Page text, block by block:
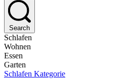
Search
Schlafen
Wohnen
Essen
Garten
Schlafen Kategorie